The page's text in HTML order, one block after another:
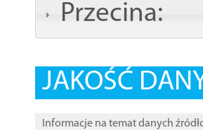
Przecina:
JAKOŚĆ
Informacje na temat danych